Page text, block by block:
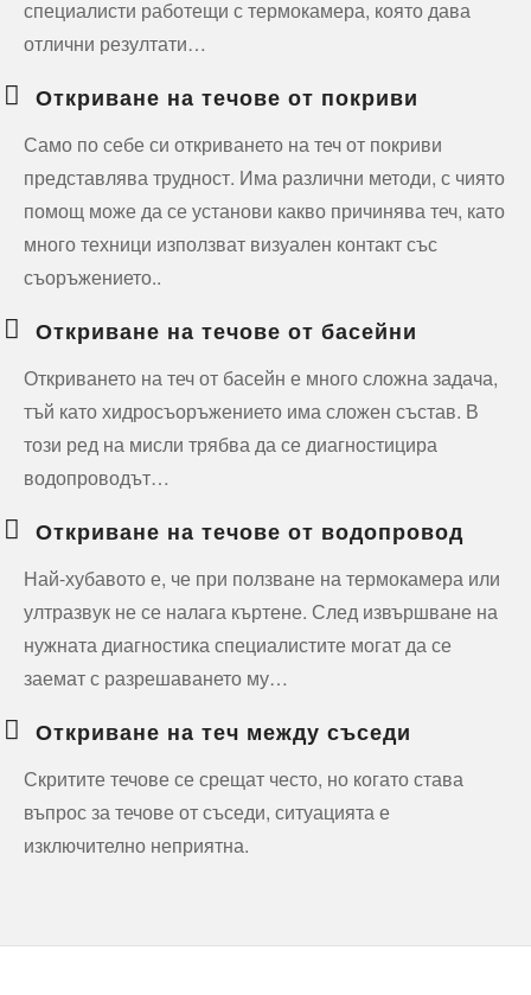
специалисти работещи с термокамера, която дава
отлични резултати…
Откриване на течове от покриви
Само по себе си откриването на теч от покриви
представлява трудност. Има различни методи, с чиято
помощ може да се установи какво причинява теч, като
много техници използват визуален контакт със
съоръжението..
Откриване на течове от басейни
Откриването на теч от басейн е много сложна задача,
тъй като хидросъоръжението има сложен състав. В
този ред на мисли трябва да се диагностицира
водопроводът…
Откриване на течове от водопровод
Най-хубавото е, че при ползване на термокамера или
ултразвук не се налага къртене. След извършване на
нужната диагностика специалистите могат да се
заемат с разрешаването му…
Откриване на теч между съседи
Скритите течове се срещат често, но когато става
въпрос за течове от съседи, ситуацията е
изключително неприятна.